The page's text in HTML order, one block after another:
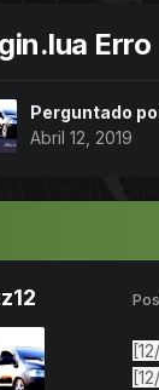
Erro
Perguntado
Abril 12, 2019